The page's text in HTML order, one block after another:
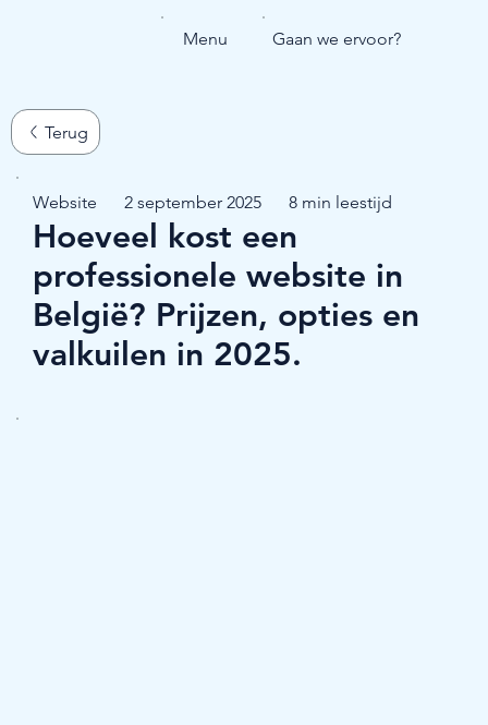
Menu Gaan we ervoor?
Website 2 september 2025 8 min leestijd
Hoeveel kost een
professionele website in
België? Prijzen, opties en
valkuilen in 2025.